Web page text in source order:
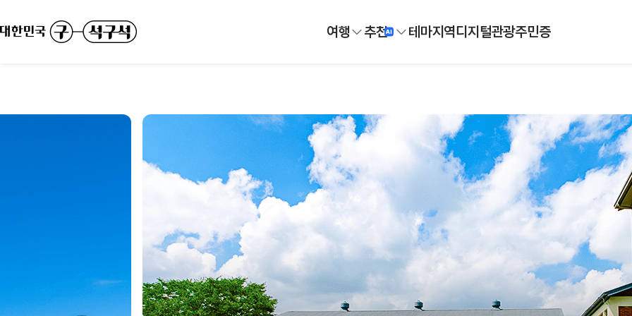
여행 추천 테마지역디지털관광주민증